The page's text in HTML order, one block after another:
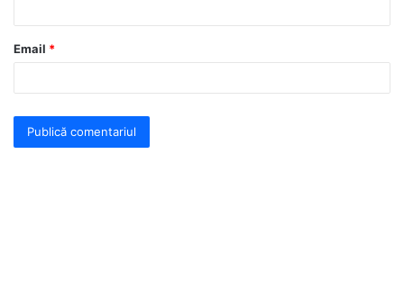
*
Email *